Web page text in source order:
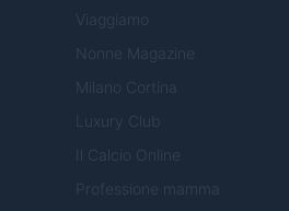
Viaggiamo
Nonne Magazine
Milano Cortina
Luxury Club
Il Calcio Online
Professione mamma